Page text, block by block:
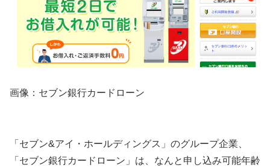
画像：セブン銀行カードローン
「セブン&アイ・ホールディングス」のグループ企業、
「セブン銀行カードローン」は、なんと申し込み可能年齢